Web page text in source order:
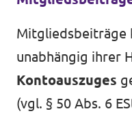
Mitgliedsbeiträge
unabhängig ihrer
Kontoauszuges
(vgl. § 50 Abs. 6